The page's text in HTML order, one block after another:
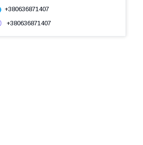
+380636871407
+380636871407